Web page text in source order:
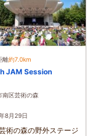
離約7.0km
JAM Session
南区芸術の森
8月29日
術の森の野外ステージ